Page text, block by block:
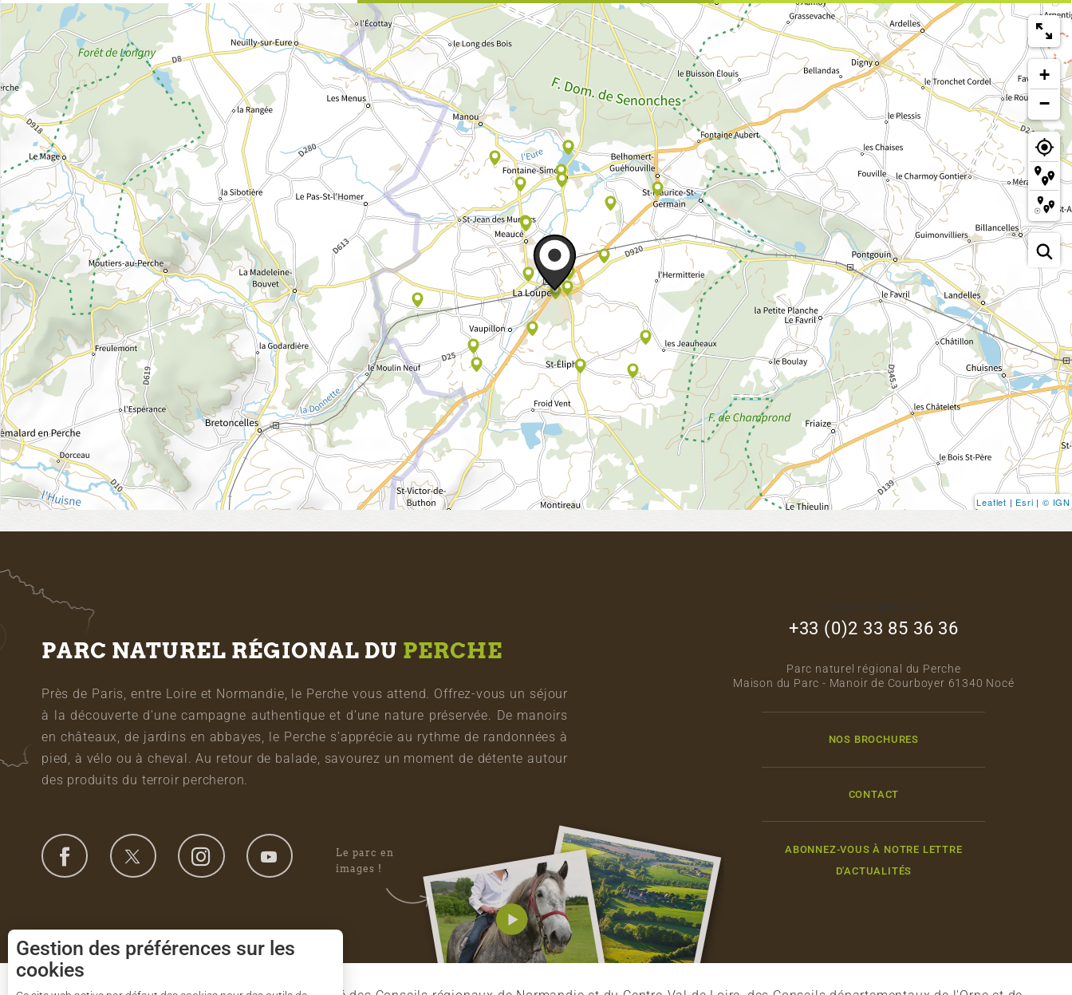
+
−
Leaflet | Esri | © IGN
PARC NATUREL RÉGIONAL DU PERCHE
Près de Paris, entre Loire et Normandie, le Perche vous attend. Offrez-vous un séjour
à la découverte d’une campagne authentique et d’une nature préservée. De manoirs
en châteaux, de jardins en abbayes, le Perche s’apprécie au rythme de randonnées à
pied, à vélo ou à cheval. Au retour de balade, savourez un moment de détente autour
des produits du terroir percheron.
Le parc en
images !
+33 (0)2 33 85 36 36
Parc naturel régional du Perche
Maison du Parc - Manoir de Courboyer 61340 Nocé
NOS BROCHURES
CONTACT
ABONNEZ-VOUS À NOTRE LETTRE
D'ACTUALITÉS
Gestion des préférences sur les
cookies